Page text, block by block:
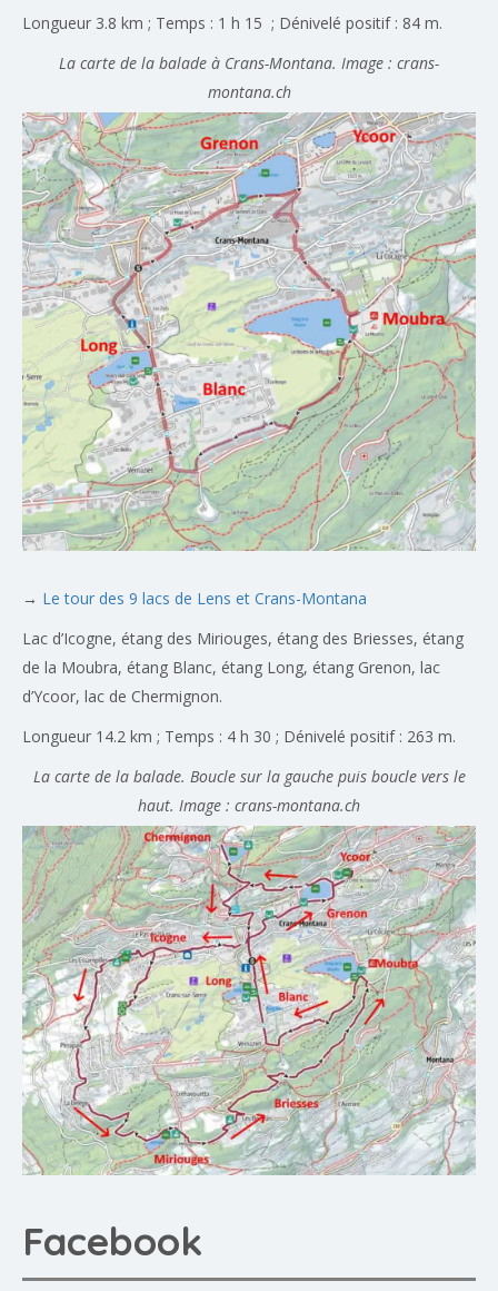
Longueur 3.8 km ; Temps : 1 h 15 ; Dénivelé positif : 84 m.
La carte de la balade à Crans-Montana. Image : crans-
montana.ch
→ Le tour des 9 lacs de Lens et Crans-Montana
Lac d’Icogne, étang des Miriouges, étang des Briesses, étang
de la Moubra, étang Blanc, étang Long, étang Grenon, lac
d’Ycoor, lac de Chermignon.
Longueur 14.2 km ; Temps : 4 h 30 ; Dénivelé positif : 263 m.
La carte de la balade. Boucle sur la gauche puis boucle vers le
haut. Image : crans-montana.ch
Facebook